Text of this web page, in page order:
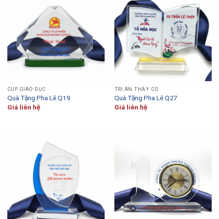
CÚP GIÁO DỤC
Quà Tặng Pha Lê Q19
Giá liên hệ
TRI ÂN THẦY CÔ
Quà Tặng Pha Lê Q27
Giá liên hệ